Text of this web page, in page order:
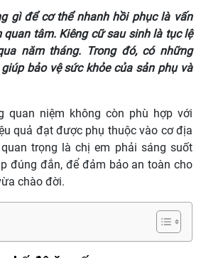
gì để cơ thể nhanh hồi phục là vấn
tâm. Kiêng cữ sau sinh là tục lệ
năm tháng. Trong đó, có những
bảo vệ sức khỏe của sản phụ và
quan niệm không còn phù hợp với
quả đạt được phụ thuộc vào cơ địa
trọng là chị em phải sáng suốt
đúng đắn, để đảm bảo an toàn cho
chào đời.